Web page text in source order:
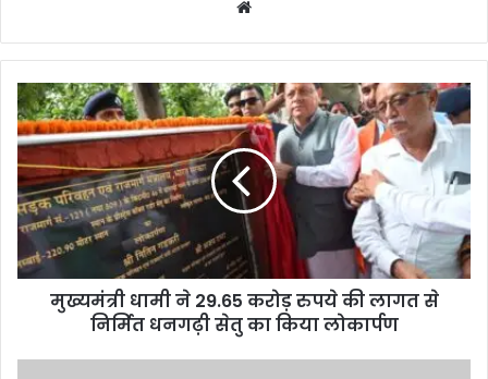
te
मुख्यमंत्री धामी ने 29.65 करोड़ रुपये की लागत से
निर्मित धनगढ़ी सेतु का किया लोकार्पण